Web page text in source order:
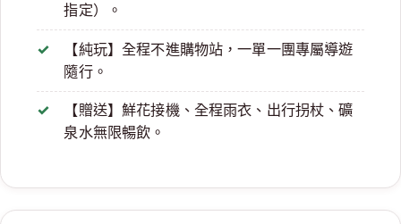
指定）。
【純玩】全程不進購物站，一單一團專屬導遊
隨行。
【贈送】鮮花接機、全程雨衣、出行拐杖、礦
泉水無限暢飲。